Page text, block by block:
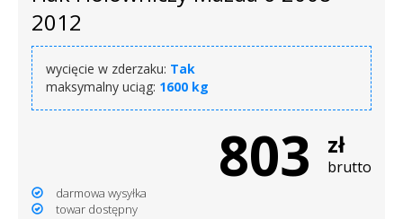
2012
wycięcie w zderzaku: Tak
maksymalny uciąg: 1600 kg
803 zł
brutto
darmowa wysyłka
towar dostępny